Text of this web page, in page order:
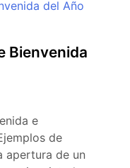
Bienvenida
e
de
apertura de un